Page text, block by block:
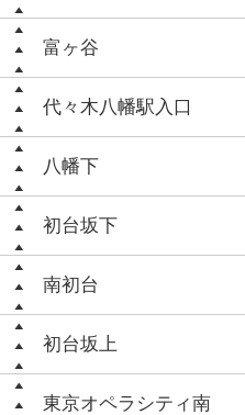
富ヶ谷
代々木八幡駅入口
八幡下
初台坂下
南初台
初台坂上
東京オペラシティ南